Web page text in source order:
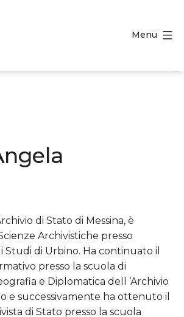
Menu
di Stato di Messina, è
Archivistiche presso
Studi di Urbino. Ha continuato il
presso la scuola di
e Diplomatica dell ’Archivio
e successivamente ha ottenuto il
di Stato presso la scuola